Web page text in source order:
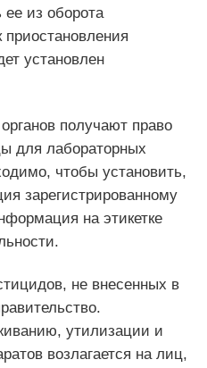
ее из оборота
установлен
получают право
для лабораторных
чтобы установить,
зарегистрированному
на этикетке
не внесенных в
утилизации и
возлагается на лиц,